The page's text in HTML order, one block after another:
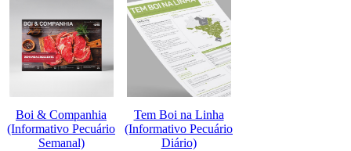
Boi & Companhia
(Informativo Pecuário
Semanal)
Tem Boi na Linha
(Informativo Pecuário
Diário)